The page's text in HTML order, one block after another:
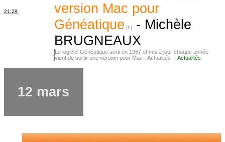
21:29
version Mac pour
Généatique
- Michèle
BRUGNEAUX
Le logiciel Généatique sorti en 1987 et mis à jour chaque année
vient de sortir une version pour Mac - Actualités -- Actualités
12 mars